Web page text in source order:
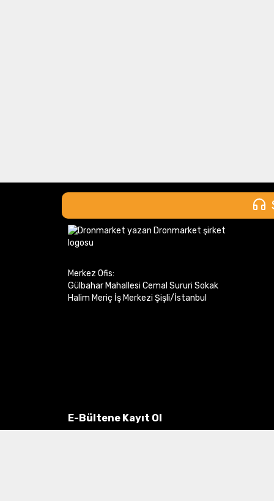
Merkez Ofis:
Gülbahar Mahallesi Cemal Sururi Sokak
Halim Meriç İş Merkezi Şişli/İstanbul
E-Bültene Kayıt Ol